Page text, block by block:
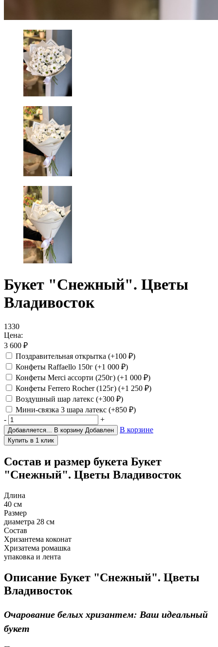
Букет "Снежный". Цветы
Владивосток
1330
Цена:
3 600 ₽
Поздравительная открытка (+100 ₽)
Конфеты Raffaello 150г (+1 000 ₽)
Конфеты Merci ассорти (250г) (+1 000 ₽)
Конфеты Ferrero Rocher (125г) (+1 250 ₽)
Воздушный шар латекс (+300 ₽)
Мини-связка 3 шара латекс (+850 ₽)
-
+
Добавляется... В корзину Добавлен В корзине
Состав и размер букета Букет
"Снежный". Цветы Владивосток
Длина
40 см
Размер
диаметра 28 см
Состав
Хризантема коконат
Хризатема ромашка
упаковка и лента
Описание Букет "Снежный". Цветы
Владивосток
Очарование белых хризантем: Ваш идеальный
букет